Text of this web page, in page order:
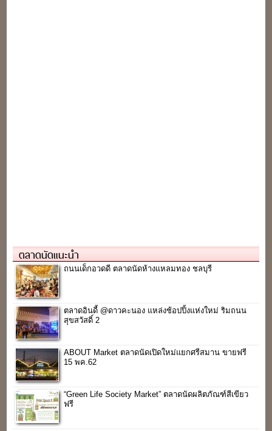
ตลาดนัดแนะนำ
ถนนเด็กอวดดี ตลาดนัดห้างแหลมทอง ชลบุรี
ตลาดอินดี้ @ดาวคะนอง แหล่งช้อปปิ้งแห่งใหม่ ริมถนน
สุขสวัสดิ์ 2
ABOUT Market ตลาดนัดเปิดใหม่แยกศรีสมาน ขายฟรี
15 พค.62
“Green Life Society Market” ตลาดนัดผลิตภัณฑ์สีเขียว
ฟรี